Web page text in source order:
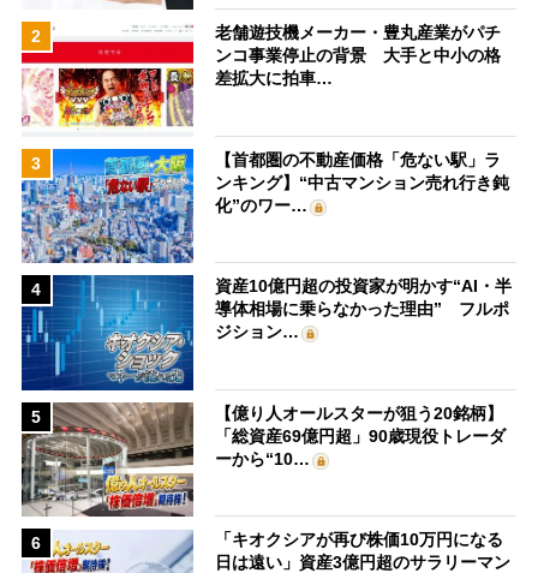
2
老舗遊技機メーカー・豊丸産業がパチ
ンコ事業停止の背景 大手と中小の格
差拡大に拍車…
3
【首都圏の不動産価格「危ない駅」ラ
ンキング】“中古マンション売れ行き鈍
化”のワー…
4
資産10億円超の投資家が明かす“AI・半
導体相場に乗らなかった理由” フルポ
ジション…
5
【億り人オールスターが狙う20銘柄】
「総資産69億円超」90歳現役トレーダ
ーから“10…
6
「キオクシアが再び株価10万円になる
日は遠い」資産3億円超のサラリーマン